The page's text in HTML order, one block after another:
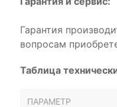
Гарантия
вопросам
Таблица
ПАРАМЕТР